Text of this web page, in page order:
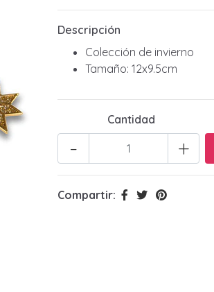
Descripción
Colección de invierno
Tamaño: 12x9.5cm
Cantidad
+
-
Compartir: